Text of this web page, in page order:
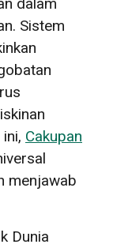
Sistem
Cakupan
menjawab
Dunia